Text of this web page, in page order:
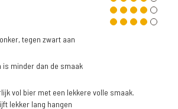
tegen zwart aan
is minder dan de smaak
vol bier met een lekkere volle smaak.
lekker lang hangen